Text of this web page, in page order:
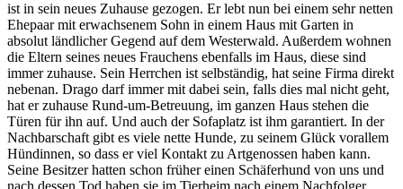
ist in sein neues Zuhause gezogen. Er lebt nun bei einem sehr netten
Ehepaar mit erwachsenem Sohn in einem Haus mit Garten in
absolut ländlicher Gegend auf dem Westerwald. Außerdem wohnen
die Eltern seines neues Frauchens ebenfalls im Haus, diese sind
immer zuhause. Sein Herrchen ist selbständig, hat seine Firma direkt
nebenan. Drago darf immer mit dabei sein, falls dies mal nicht geht,
hat er zuhause Rund-um-Betreuung, im ganzen Haus stehen die
Türen für ihn auf. Und auch der Sofaplatz ist ihm garantiert. In der
Nachbarschaft gibt es viele nette Hunde, zu seinem Glück vorallem
Hündinnen, so dass er viel Kontakt zu Artgenossen haben kann.
Seine Besitzer hatten schon früher einen Schäferhund von uns und